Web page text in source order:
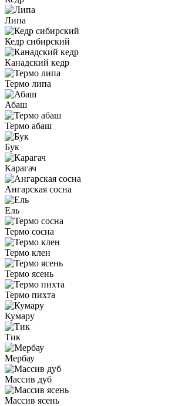
Липа
Кедр сибирский
Канадский кедр
Термо липа
Абаш
Термо абаш
Бук
Карагач
Ангарская сосна
Ель
Термо сосна
Термо клен
Термо ясень
Термо пихта
Кумару
Тик
Мербау
Массив дуб
Массив ясень